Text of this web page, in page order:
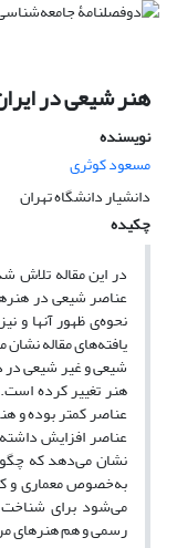
هنر شیعی در
نویسنده
مسعود کوثری
دانشیار دانشگاه تهران
چکیده
در این مقاله تلاش
عناصر شیعی در
نحوه‌ی ظهور آنها و
یافته‌های مقاله
شیعی و غیر شیعی در
هنر تغییر کرده
عناصر کمتر بوده و
عناصر افزایش
نشان می‌دهد که
به‌خصوص معماری و
می‌شود برای شناخت
رسمی و هم هنرهای